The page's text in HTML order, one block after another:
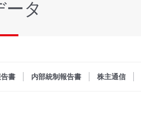
ータ
書 内部統制報告書 株主通信